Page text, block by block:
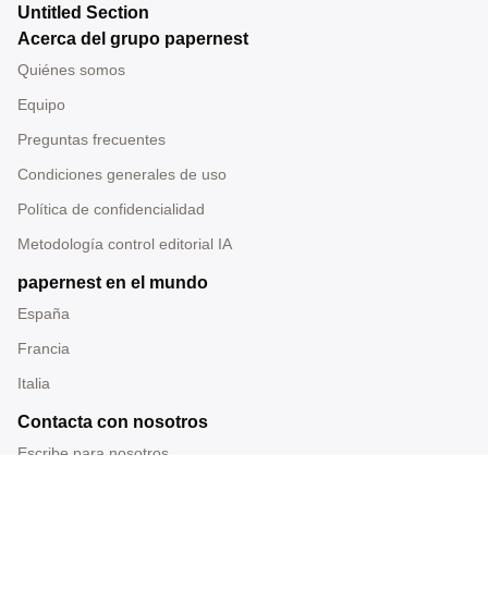
Untitled Section
Acerca del grupo papernest
Quiénes somos
Equipo
Preguntas frecuentes
Condiciones generales de uso
Política de confidencialidad
Metodología control editorial IA
papernest en el mundo
España
Francia
Italia
Contacta con nosotros
Escribe para nosotros